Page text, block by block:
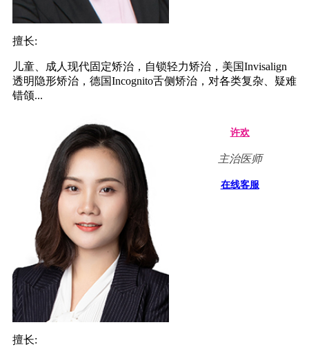
擅长:
儿童、成人现代固定矫治，自锁轻力矫治，美国Invisalign
透明隐形矫治，德国Incognito舌侧矫治，对各类复杂、疑难
错颌...
许欢
主治医师
在线客服
擅长: